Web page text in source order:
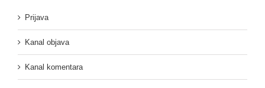
Prijava
Kanal objava
Kanal komentara